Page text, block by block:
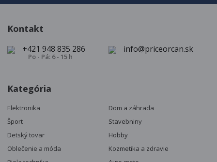
Kontakt
+421 948 835 286
Po - Pá: 6 - 15 h
info@priceorcan.sk
Kategória
Elektronika
Dom a záhrada
Šport
Stavebniny
Detský tovar
Hobby
Oblečenie a móda
Kozmetika a zdravie